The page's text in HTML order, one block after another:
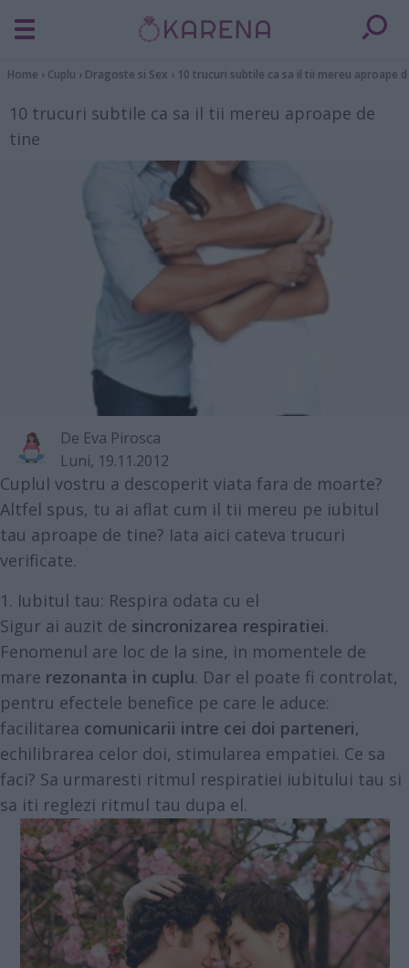
Home › Cuplu › Dragoste si Sex › 10 trucuri subtile ca sa il tii mereu aproape
10 trucuri subtile ca sa il tii mereu aproape de
tine
De Eva Pirosca
Luni, 19.11.2012
Cuplul vostru a descoperit viata fara de moarte?
Altfel spus, tu ai aflat cum il tii mereu pe iubitul
tau aproape de tine? Iata aici cateva trucuri
verificate.
1. Iubitul tau: Respira odata cu el
Sigur ai auzit de sincronizarea respiratiei.
Fenomenul are loc de la sine, in momentele de
mare rezonanta in cuplu. Dar el poate fi controlat,
pentru efectele benefice pe care le aduce:
facilitarea comunicarii intre cei doi parteneri,
echilibrarea celor doi, stimularea empatiei. Ce sa
faci? Sa urmaresti ritmul respiratiei iubitului tau si
sa iti reglezi ritmul tau dupa el.